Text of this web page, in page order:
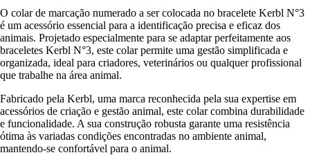
O colar de marcação numerado a ser colocada no bracelete Kerbl N°3
é um acessório essencial para a identificação precisa e eficaz dos
animais. Projetado especialmente para se adaptar perfeitamente aos
braceletes Kerbl N°3, este colar permite uma gestão simplificada e
organizada, ideal para criadores, veterinários ou qualquer profissional
que trabalhe na área animal.
Fabricado pela Kerbl, uma marca reconhecida pela sua expertise em
acessórios de criação e gestão animal, este colar combina durabilidade
e funcionalidade. A sua construção robusta garante uma resistência
ótima às variadas condições encontradas no ambiente animal,
mantendo-se confortável para o animal.